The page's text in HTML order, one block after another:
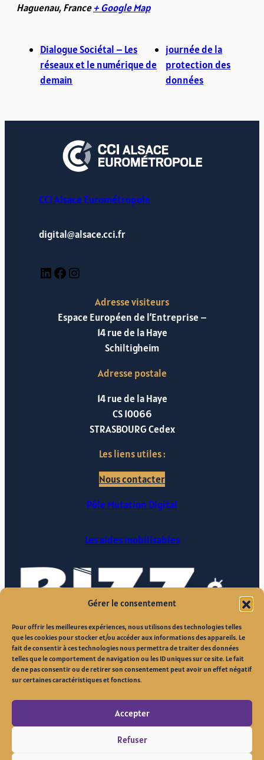
Gérer le consentement
Pour offrir les meilleures expériences, nous utilisons des technologies telles
que les cookies pour stocker et/ou accéder aux informations des appareils. Le
fait de consentir à ces technologies nous permettra de traiter des données
telles que le comportement de navigation ou les ID uniques sur ce site. Le fait
de ne pas consentir ou de retirer son consentement peut avoir un effet négatif
sur certaines caractéristiques et fonctions.
Accepter
Refuser
Haguenau,France+ Google Map
Dialogue Sociétal – Les
réseaux et le numérique de
demain
journée de la
protection des
données
CCI Alsace Eurométropole
digital@alsace.cci.fr
LinkedIn Facebook Instagram
Adresse visiteurs
Espace Européen de l’Entreprise –
14 rue de la Haye
Schiltigheim
Adresse postale
14 rue de la Haye
CS 10066
STRASBOURG Cedex
Les liens utiles :
Nous contacter
Pôle Mutation Digital
Les aides mobilisables
Site réalisé par